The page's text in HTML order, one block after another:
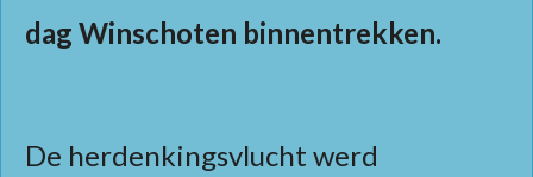
dag Winschoten binnentrekken.
De herdenkingsvlucht werd